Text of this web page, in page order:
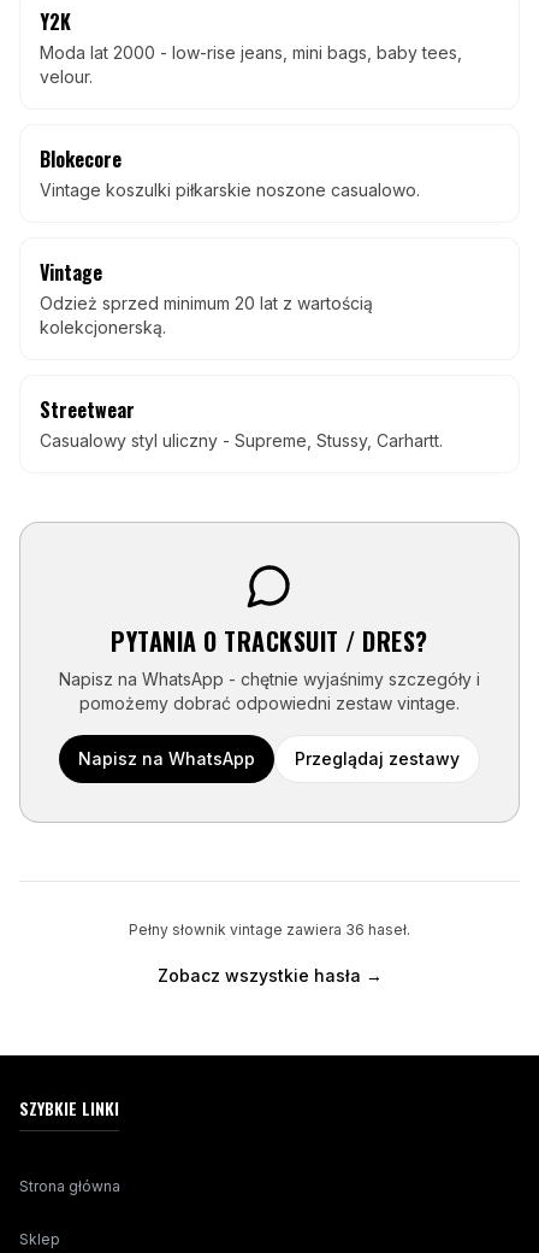
Y2K
Moda lat 2000 - low-rise jeans, mini bags, baby tees,
velour.
Blokecore
Vintage koszulki piłkarskie noszone casualowo.
Vintage
Odzież sprzed minimum 20 lat z wartością
kolekcjonerską.
Streetwear
Casualowy styl uliczny - Supreme, Stussy, Carhartt.
PYTANIA O TRACKSUIT / DRES?
Napisz na WhatsApp - chętnie wyjaśnimy szczegóły i
pomożemy dobrać odpowiedni zestaw vintage.
Napisz na WhatsApp Przeglądaj zestawy
Pełny słownik vintage zawiera 36 haseł.
Zobacz wszystkie hasła →
SZYBKIE LINKI
Strona główna
Sklep